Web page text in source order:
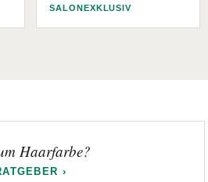
SALONEXKLUSIV
Haarfarbe?
›